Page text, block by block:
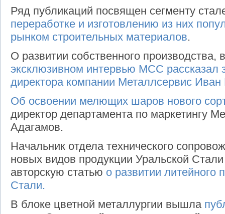
Ряд публикаций посвящен сегменту
переработке и изготовлению из них
рынком строительных материалов.
О развитии собственного производства,
эксклюзивном интервью МСС рассказал
директора компании Металлсервис
Об освоении мелющих шаров нового
директор департамента по маркетингу
Адагамов.
Начальник отдела технического
новых видов продукции Уральской
авторскую статью о развитии литейного
Стали.
В блоке цветной металлургии вышла